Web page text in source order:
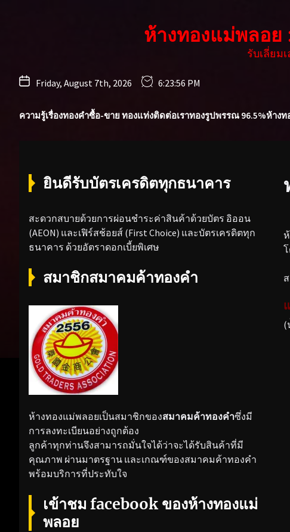
ห้างทองแม่พลอย
รับเลี่ยม
Friday, August 7th, 2026 6:23:57 PM
ความรู้เรื่องทองคำซื้อ-ขาย ทองแท่งติดต่อเราทองรูปพรรณ 96.5%ห้างท
(
ยินดีรับบัตรเครดิตทุกธนาคาร
สะดวกสบายด้วยการผ่อนชำระค่าสินค้าด้วยบัตร อิออน
(AEON) และเฟิร์สช้อยส์ (First Choice) และบัตรเครดิตทุก
ธนาคาร ด้วยอัตราดอกเบี้ยพิเศษ
สมาชิกสมาคมค้าทองคำ
ห้างทองแม่พลอยเป็นสมาชิกของสมาคมค้าทองคำซึ่งมี
การลงทะเบียนอย่างถูกต้อง
ลูกค้าทุกท่านจึงสามารถมั่นใจได้ว่าจะได้รับสินค้าที่มี
คุณภาพ ผ่านมาตรฐาน และเกณฑ์ของสมาคมค้าทองคำ
พร้อมบริการที่ประทับใจ
เข้าชม facebook ของห้างทองแม่
พลอย